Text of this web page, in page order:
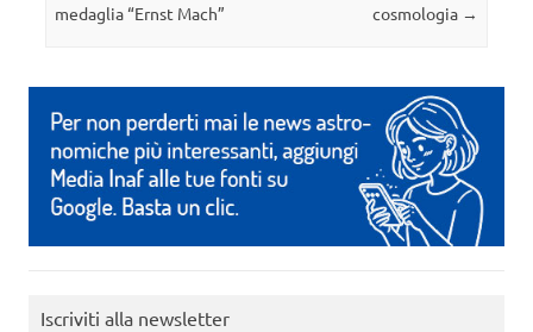
medaglia “Ernst Mach”
cosmologia →
Iscriviti alla newsletter